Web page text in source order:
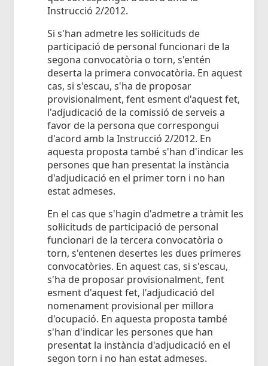
Instrucció 2/2012.
Si s'han admetre les sol·licituds de
participació de personal funcionari de la
segona convocatòria o torn, s'entén
deserta la primera convocatòria. En aquest
cas, si s'escau, s'ha de proposar
provisionalment, fent esment d'aquest fet,
l'adjudicació de la comissió de serveis a
favor de la persona que correspongui
d'acord amb la Instrucció 2/2012. En
aquesta proposta també s'han d'indicar les
persones que han presentat la instància
d'adjudicació en el primer torn i no han
estat admeses.
En el cas que s'hagin d'admetre a tràmit les
sol·licituds de participació de personal
funcionari de la tercera convocatòria o
torn, s'entenen desertes les dues primeres
convocatòries. En aquest cas, si s'escau,
s'ha de proposar provisionalment, fent
esment d'aquest fet, l'adjudicació del
nomenament provisional per millora
d'ocupació. En aquesta proposta també
s'han d'indicar les persones que han
presentat la instància d'adjudicació en el
segon torn i no han estat admeses.